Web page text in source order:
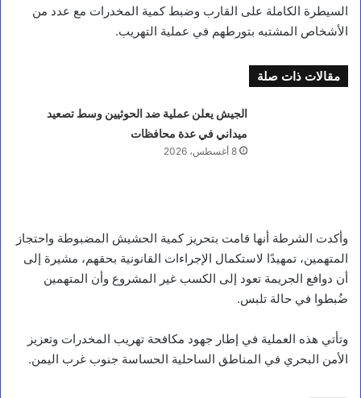
السيطرة الكاملة على القارب وضبط كمية المخدرات مع عدد من
الأشخاص المشتبه بتورطهم في عملية التهريب.
مقالات ذات صلة
الجيش يعلن عملية ضد الحوثيين وسط تصعيد
ميداني في عدة محافظات
8 أغسطس، 2026
وأكدت الشرطة أنها قامت بتحريز كمية الحشيش المضبوطة واحتجاز
المتهمين، تمهيدًا لاستكمال الإجراءات القانونية بحقهم، مشيرة إلى
أن دوافع الجريمة تعود إلى الكسب غير المشروع وأن المتهمين
ضُبطوا في حالة تلبس.
وتأتي هذه العملية في إطار جهود مكافحة تهريب المخدرات وتعزيز
الأمن البحري في المناطق الساحلية الحساسة جنوب غرب اليمن.
أخبار محلية
و
ك
ي
ل
ب